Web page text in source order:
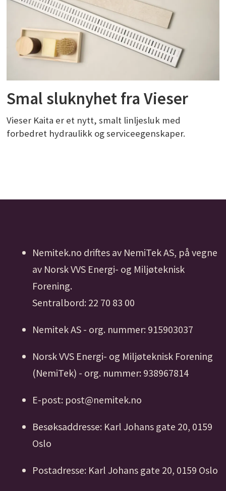
Smal sluknyhet fra Vieser
Vieser Kaita er et nytt, smalt linljesluk med
forbedret hydraulikk og serviceegenskaper.
Nemitek.no driftes av NemiTek AS, på vegne
av Norsk VVS Energi- og Miljøteknisk
Forening.
Sentralbord: 22 70 83 00
Nemitek AS - org. nummer: 915903037
Norsk VVS Energi- og Miljøteknisk Forening
(NemiTek) - org. nummer: 938967814
E-post: post@nemitek.no
Besøksaddresse: Karl Johans gate 20, 0159
Oslo
Postadresse: Karl Johans gate 20, 0159 Oslo